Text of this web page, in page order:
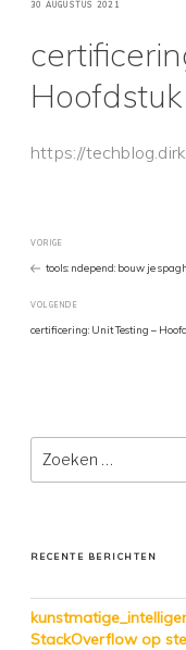
GEPLAATST
30 AUGUSTUS 2021
https://
Bericht
navigatie
Vorig
bericht
VORIGE
tools: ndepend: bouw je
Volgend
Bericht
VOLGENDE
certificering: Unit Testing –
Zoeken
naar:
RECENTE BERICHTEN
StackOverflow op